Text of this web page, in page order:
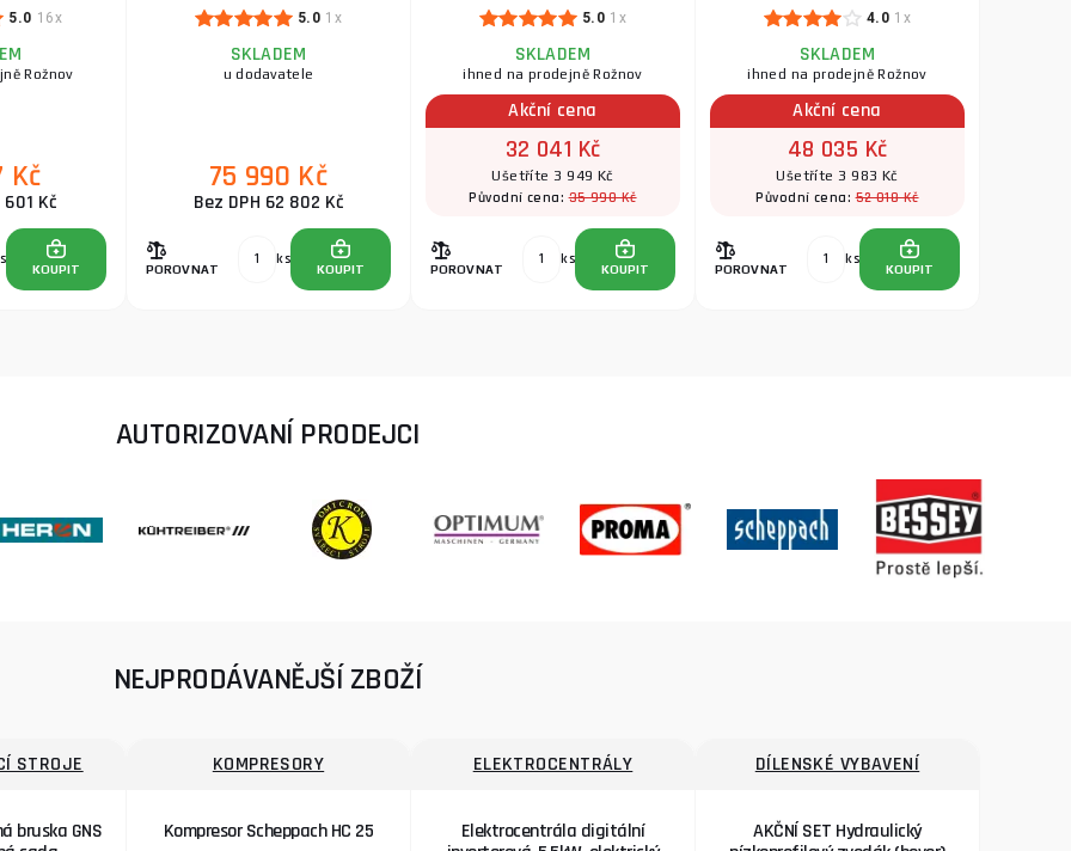
5.0 16x
Rožnov
Kč
601 Kč
KOUPIT
5.0 1x
SKLADEM
u dodavatele
75 990 Kč
Bez DPH 62 802 Kč
POROVNAT
ks
KOUPIT
5.0 1x
SKLADEM
ihned na prodejně Rožnov
Akční cena
32 041 Kč
Ušetříte 3 949 Kč
Původní cena:35 990 Kč
POROVNAT
ks
KOUPIT
4.0 1x
SKLADEM
ihned na prodejně Rožnov
Akční cena
48 035 Kč
Ušetříte 3 983 Kč
Původní cena:52 018 Kč
POROVNAT
ks
KOUPIT
AUTORIZOVANÍ PRODEJCI
NEJPRODÁVANĚJŠÍ ZBOŽÍ
STROJE
bruska GNS
KOMPRESORY
Kompresor Scheppach HC 25
ELEKTROCENTRÁLY
Elektrocentrála digitální
DÍLENSKÉ VYBAVENÍ
AKČNÍ SET Hydraulický